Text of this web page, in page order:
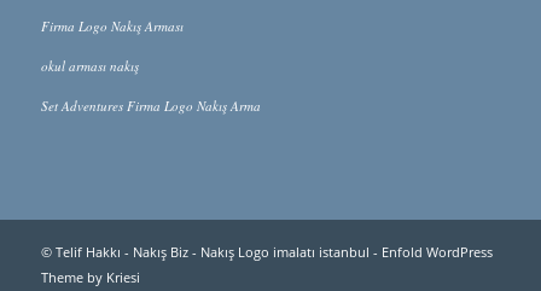
Firma Logo Nakış Arması
okul arması nakış
Set Adventures Firma Logo Nakış Arma
© Telif Hakkı - Nakış Biz - Nakış Logo imalatı istanbul - Enfold WordPress
Theme by Kriesi